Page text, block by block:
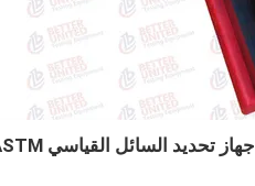
جهاز تحديد السائل القياسي ASTM لجهاز اختبار التربة